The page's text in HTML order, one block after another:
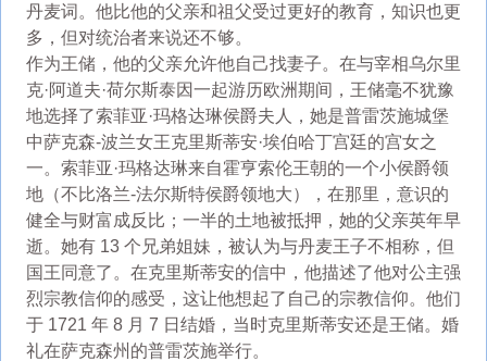
丹麦词。他比他的父亲和祖父受过更好的教育，知识也更
多，但对统治者来说还不够。
作为王储，他的父亲允许他自己找妻子。在与宰相乌尔里
克·阿道夫·荷尔斯泰因一起游历欧洲期间，王储毫不犹豫
地选择了索菲亚·玛格达琳侯爵夫人，她是普雷茨施城堡
中萨克森-波兰女王克里斯蒂安·埃伯哈丁宫廷的宫女之
一。索菲亚·玛格达琳来自霍亨索伦王朝的一个小侯爵领
地（不比洛兰-法尔斯特侯爵领地大），在那里，意识的
健全与财富成反比；一半的土地被抵押，她的父亲英年早
逝。她有 13 个兄弟姐妹，被认为与丹麦王子不相称，但
国王同意了。在克里斯蒂安的信中，他描述了他对公主强
烈宗教信仰的感受，这让他想起了自己的宗教信仰。他们
于 1721 年 8 月 7 日结婚，当时克里斯蒂安还是王储。婚
礼在萨克森州的普雷茨施举行。